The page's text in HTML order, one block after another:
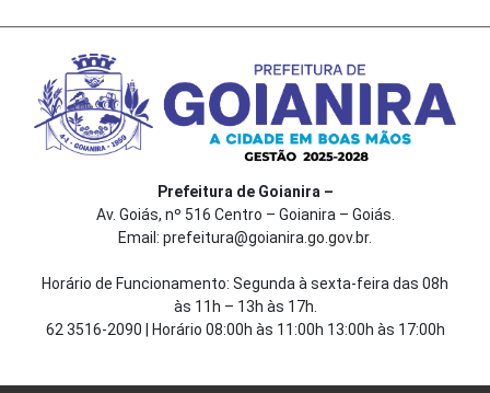
Prefeitura de Goianira –
Av. Goiás, nº 516 Centro – Goianira – Goiás.
Email: prefeitura@goianira.go.gov.br.
Horário de Funcionamento: Segunda à sexta-feira das 08h
às 11h – 13h às 17h.
62 3516-2090 | Horário 08:00h às 11:00h 13:00h às 17:00h